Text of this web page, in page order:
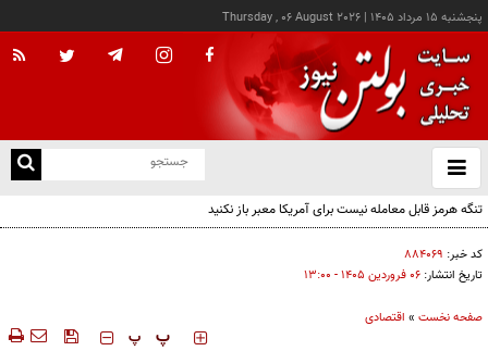
پنجشنبه ۱۵ مرداد ۱۴۰۵ |
Thursday , 06 August 2026
باز
و
تنگه هرمز قابل معامله نیست برای آمریکا معبر باز نکنید
کد خبر: ۸۸۴۰۶۹
تاریخ انتشار: ۰۶ فروردين ۱۴۰۵ - ۱۳:۰۰
صفحه نخست » اقتصادی
‍‍‍ پ پ